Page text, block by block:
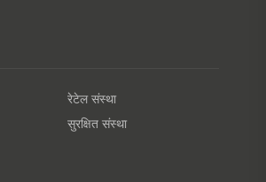
रेटेल संस्था
सुरक्षित संस्था